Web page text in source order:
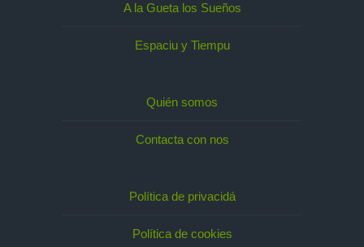
A la Gueta los Sueños
Espaciu y Tiempu
Quién somos
Contacta con nos
Política de privacidá
Política de cookies